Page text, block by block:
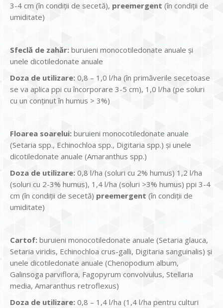
3-4 cm (în condiţii de secetă), preemergent (în condiţii de
umiditate)
Sfeclă de zahăr: buruieni monocotiledonate anuale şi
unele dicotiledonate anuale
Doza de utilizare: 0,8 – 1,0 l/ha (în primăverile secetoase
se va aplica ppi cu încorporare 3-5 cm), 1,0 l/ha (pe soluri
cu un conţinut în humus > 3%)
Floarea soarelui: buruieni monocotiledonate anuale
(Setaria spp., Echinochloa spp., Digitaria spp.) şi unele
dicotiledonate anuale (Amaranthus spp.)
Doza de utilizare: 0,8 l/ha (soluri cu 2% humus) 1,2 l/ha
(soluri cu 2-3% humus), 1,4 l/ha (soluri >3% humus) ppi 3-4
cm (în condiţii de secetă) preemergent (în condiţii de
umiditate)
Cartof: buruieni monocotiledonate anuale (Setaria glauca,
Setaria viridis, Echinochloa crus-galli, Digitaria sanguinalis) şi
unele dicotiledonate anuale (Chenopodium album,
Galinsoga parviflora, Fagopyrum convolvulus, Stellaria
media, Amaranthus retroflexus)
Doza de utilizare: 0,8 – 1,4 l/ha (1,4 l/ha pentru culturi